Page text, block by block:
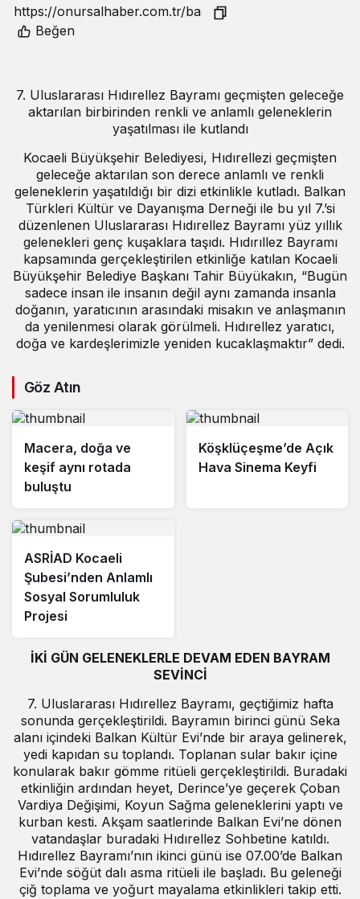
Beğen
7. Uluslararası Hıdırellez Bayramı geçmişten geleceğe
aktarılan birbirinden renkli ve anlamlı geleneklerin
yaşatılması ile kutlandı
Kocaeli Büyükşehir Belediyesi, Hıdırellezi geçmişten
geleceğe aktarılan son derece anlamlı ve renkli
geleneklerin yaşatıldığı bir dizi etkinlikle kutladı. Balkan
Türkleri Kültür ve Dayanışma Derneği ile bu yıl 7.’si
düzenlenen Uluslararası Hıdırellez Bayramı yüz yıllık
gelenekleri genç kuşaklara taşıdı. Hıdırıllez Bayramı
kapsamında gerçekleştirilen etkinliğe katılan Kocaeli
Büyükşehir Belediye Başkanı Tahir Büyükakın, “Bugün
sadece insan ile insanın değil aynı zamanda insanla
doğanın, yaratıcının arasındaki misakın ve anlaşmanın
da yenilenmesi olarak görülmeli. Hıdırellez yaratıcı,
doğa ve kardeşlerimizle yeniden kucaklaşmaktır” dedi.
Göz Atın
Macera, doğa ve
keşif aynı rotada
buluştu
Köşklüçeşme’de Açık
Hava Sinema Keyfi
ASRİAD Kocaeli
Şubesi’nden Anlamlı
Sosyal Sorumluluk
Projesi
İKİ GÜN GELENEKLERLE DEVAM EDEN BAYRAM
SEVİNCİ
7. Uluslararası Hıdırellez Bayramı, geçtiğimiz hafta
sonunda gerçekleştirildi. Bayramın birinci günü Seka
alanı içindeki Balkan Kültür Evi’nde bir araya gelinerek,
yedi kapıdan su toplandı. Toplanan sular bakır içine
konularak bakır gömme ritüeli gerçekleştirildi. Buradaki
etkinliğin ardından heyet, Derince’ye geçerek Çoban
Vardiya Değişimi, Koyun Sağma geleneklerini yaptı ve
kurban kesti. Akşam saatlerinde Balkan Evi’ne dönen
vatandaşlar buradaki Hıdırellez Sohbetine katıldı.
Hıdırellez Bayramı’nın ikinci günü ise 07.00’de Balkan
Evi’nde söğüt dalı asma ritüeli ile başladı. Bu geleneği
çiğ toplama ve yoğurt mayalama etkinlikleri takip etti.